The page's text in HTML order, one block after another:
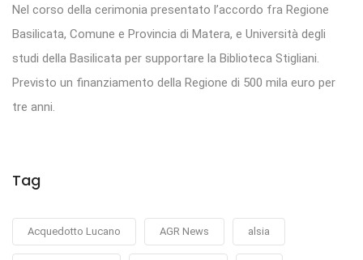
Nel corso della cerimonia presentato l’accordo fra Regione
Basilicata, Comune e Provincia di Matera, e Università degli
studi della Basilicata per supportare la Biblioteca Stigliani.
Previsto un finanziamento della Regione di 500 mila euro per
tre anni.
Tag
Acquedotto Lucano AGR News alsia